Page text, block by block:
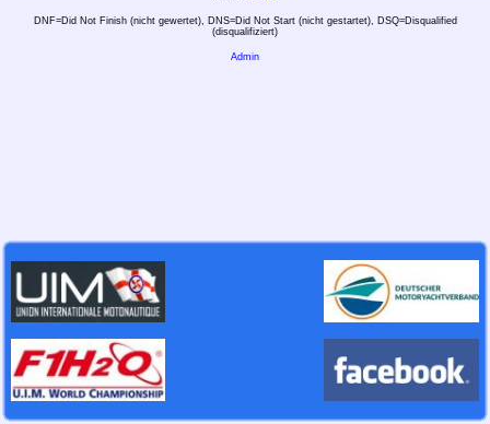
DNF=Did Not Finish (nicht gewertet), DNS=Did Not Start (nicht gestartet), DSQ=Disqualified
(disqualifiziert)
Admin